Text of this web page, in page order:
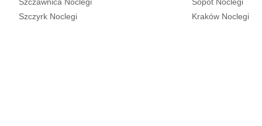
Szczyrk Noclegi
Kraków Noclegi